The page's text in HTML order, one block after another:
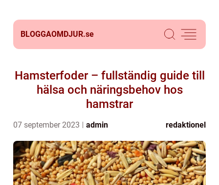
BLOGGAOMDJUR.se
Hamsterfoder – fullständig guide till
hälsa och näringsbehov hos
hamstrar
07 september 2023 admin redaktionel